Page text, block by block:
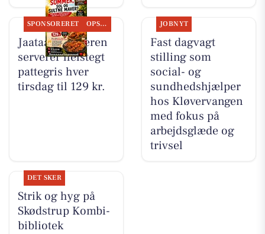
SPONSORERET OPSLAGSTAVLEN
Jaataak Slagteren
serverer helstegt
pattegris hver
tirsdag til 129 kr.
JOBNYT
Fast dagvagt
stilling som
social- og
sundhedshjælper
hos Kløvervangen
med fokus på
arbejdsglæde og
trivsel
DET SKER
Strik og hyg på
Skødstrup Kombi-
bibliotek